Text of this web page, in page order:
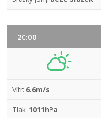
20:00
Vítr: 6.6m/s
Tlak: 1011hPa